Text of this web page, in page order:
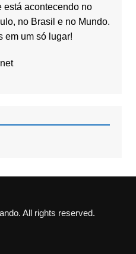
está acontecendo no
no Brasil e no Mundo.
em um só lugar!
All rights reserved.